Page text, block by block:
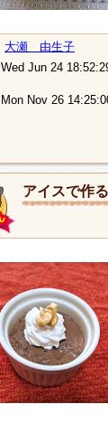
大瀬 由生子
Wed Jun 24
Mon Nov 26
アイスで作